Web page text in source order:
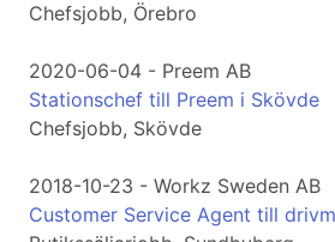
Chefsjobb, Örebro
2020-06-04 - Preem AB
Stationschef till Preem i Skövde
Chefsjobb, Skövde
2018-10-23 - Workz Sweden AB
Customer Service Agent till